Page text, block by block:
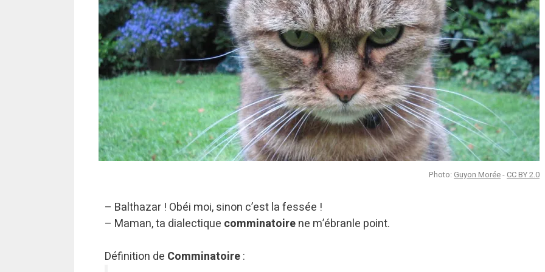
Photo: Guyon Morée- CC BY 2.0
– Balthazar ! Obéi moi, sinon c’est la fessée !
– Maman, ta dialectique comminatoirene m’ébranle point.
Définition de Comminatoire: